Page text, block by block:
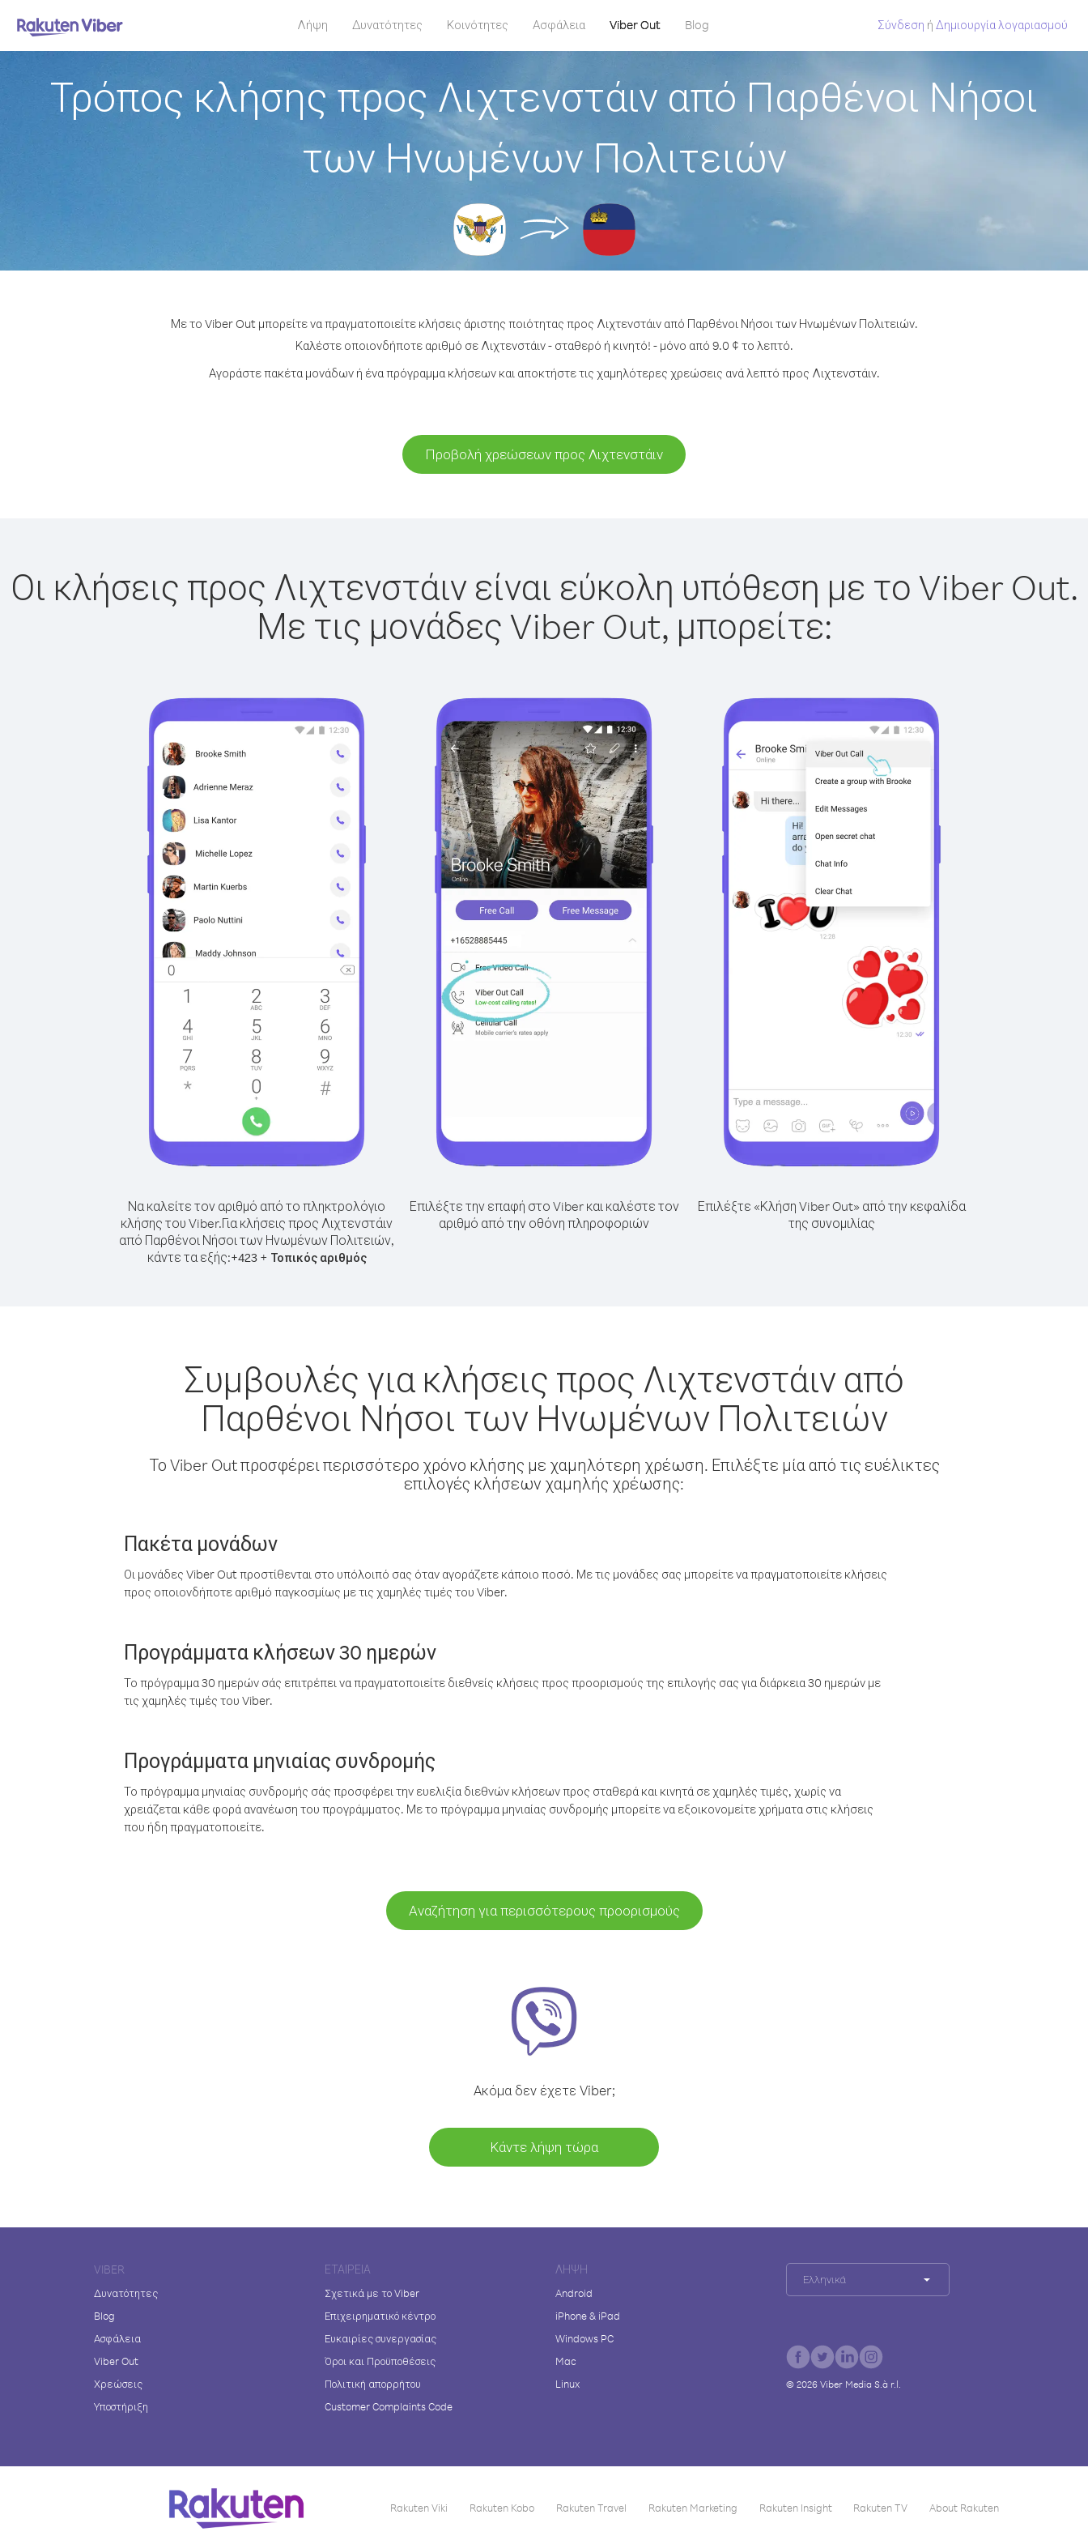
Λήψη Δυνατότητες Κοινότητες Ασφάλεια Viber Out Blog Σύνδεση ή Δημιουργία λογαριασμού
Τρόπος κλήσης προς Λιχτενστάιν από Παρθένοι Νήσοι
των Ηνωμένων Πολιτειών
Με το Viber Out μπορείτε να πραγματοποιείτε κλήσεις άριστης ποιότητας προς Λιχτενστάιν από Παρθένοι Νήσοι των Ηνωμένων Πολιτειών.
Καλέστε οποιονδήποτε αριθμό σε Λιχτενστάιν - σταθερό ή κινητό! - μόνο από 9.0 ¢ το λεπτό.
Αγοράστε πακέτα μονάδων ή ένα πρόγραμμα κλήσεων και αποκτήστε τις χαμηλότερες χρεώσεις ανά λεπτό προς Λιχτενστάιν.
Προβολή χρεώσεων προς Λιχτενστάιν
Οι κλήσεις προς Λιχτενστάιν είναι εύκολη υπόθεση με το Viber Out.
Με τις μονάδες Viber Out, μπορείτε:
Να καλείτε τον αριθμό από το πληκτρολόγιο
κλήσης του Viber.Για κλήσεις προς Λιχτενστάιν
από Παρθένοι Νήσοι των Ηνωμένων Πολιτειών,
κάντε τα εξής:+423+ Τοπικός αριθμός
Επιλέξτε την επαφή στο Viber και καλέστε τον
αριθμό από την οθόνη πληροφοριών
Επιλέξτε «Κλήση Viber Out» από την κεφαλίδα
της συνομιλίας
Συμβουλές για κλήσεις προς Λιχτενστάιν από
Παρθένοι Νήσοι των Ηνωμένων Πολιτειών
Το Viber Out προσφέρει περισσότερο χρόνο κλήσης με χαμηλότερη χρέωση. Επιλέξτε μία από τις ευέλικτες
επιλογές κλήσεων χαμηλής χρέωσης:
Πακέτα μονάδων
Οι μονάδες Viber Out προστίθενται στο υπόλοιπό σας όταν αγοράζετε κάποιο ποσό. Με τις μονάδες σας μπορείτε να πραγματοποιείτε κλήσεις
προς οποιονδήποτε αριθμό παγκοσμίως με τις χαμηλές τιμές του Viber.
Προγράμματα κλήσεων 30 ημερών
Το πρόγραμμα 30 ημερών σάς επιτρέπει να πραγματοποιείτε διεθνείς κλήσεις προς προορισμούς της επιλογής σας για διάρκεια 30 ημερών με
τις χαμηλές τιμές του Viber.
Προγράμματα μηνιαίας συνδρομής
Το πρόγραμμα μηνιαίας συνδρομής σάς προσφέρει την ευελιξία διεθνών κλήσεων προς σταθερά και κινητά σε χαμηλές τιμές, χωρίς να
χρειάζεται κάθε φορά ανανέωση του προγράμματος. Με το πρόγραμμα μηνιαίας συνδρομής μπορείτε να εξοικονομείτε χρήματα στις κλήσεις
που ήδη πραγματοποιείτε.
Αναζήτηση για περισσότερους προορισμούς
Ακόμα δεν έχετε Viber;
Κάντε λήψη τώρα
VIBER
Δυνατότητες
Blog
Ασφάλεια
Viber Out
Χρεώσεις
Υποστήριξη
ΕΤΑΙΡΕΊΑ
Σχετικά με το Viber
Επιχειρηματικό κέντρο
Ευκαιρίες συνεργασίας
Όροι και Προϋποθέσεις
Πολιτική απορρήτου
Customer Complaints Code
ΛΉΨΗ
Android
iPhone & iPad
Windows PC
Mac
Linux
Ελληνικά
© 2026 Viber Media S.à r.l.
Rakuten Viki Rakuten Kobo Rakuten Travel Rakuten Marketing Rakuten Insight Rakuten TV About Rakuten